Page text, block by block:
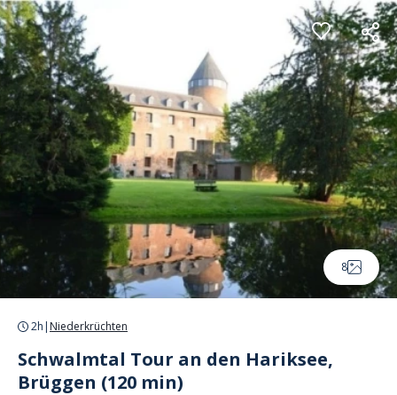
Cookie-Einstellungen
8
2h | Niederkrüchten
Schwalmtal Tour an den Hariksee,
Brüggen (120 min)